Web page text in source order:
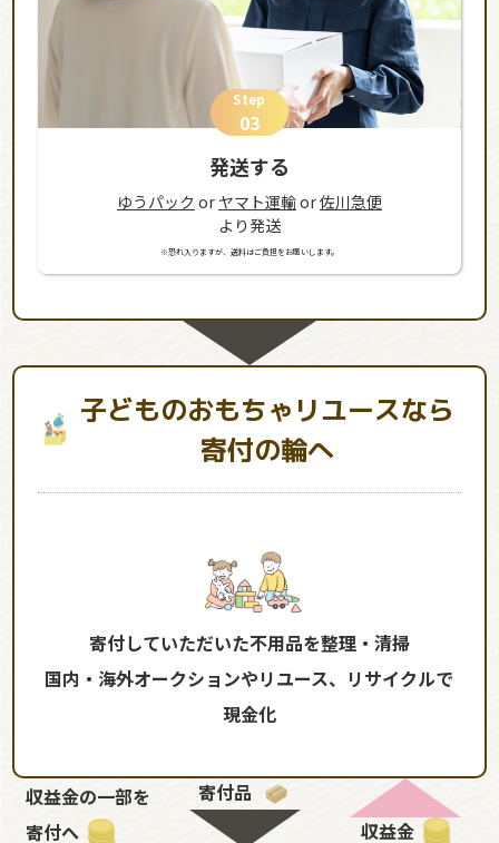
Step
03
発送する
ゆうパック or ヤマト運輸or佐川急便
より発送
※恐れ入りますが、送料はご負担をお願いします。
子どものおもちゃリユースなら
寄付の輪へ
寄付していただいた不用品を整理・清掃
国内・海外オークションやリユース、リサイクルで
現金化
収益金の一部を
寄付へ
寄付品
収益金